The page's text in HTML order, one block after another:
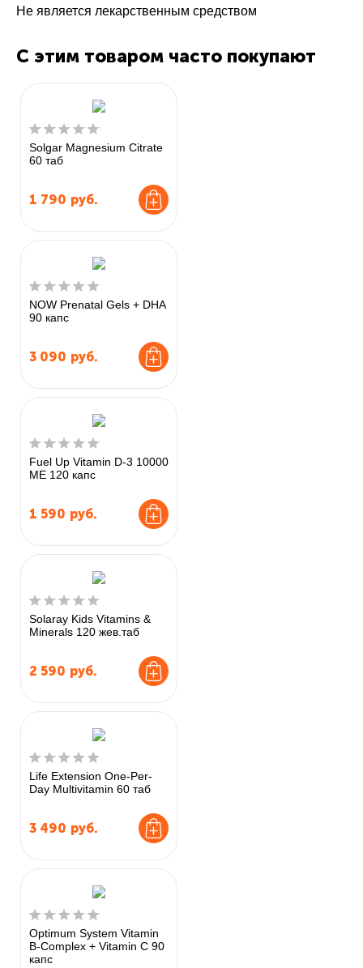
Не является лекарственным средством
С этим товаром часто покупают
Solgar Magnesium Citrate
60 таб
1 790 руб.
NOW Prenatal Gels + DHA
90 капс
3 090 руб.
Fuel Up Vitamin D-3 10000
МЕ 120 капс
1 590 руб.
Solaray Kids Vitamins &
Minerals 120 жев.таб
2 590 руб.
Life Extension One-Per-
Day Multivitamin 60 таб
3 490 руб.
Optimum System Vitamin
B-Complex + Vitamin C 90
капс